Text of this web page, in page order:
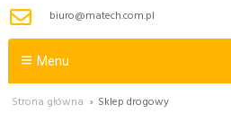
biuro@matech.com.pl
Menu
Strona główna › Sklep drogowy